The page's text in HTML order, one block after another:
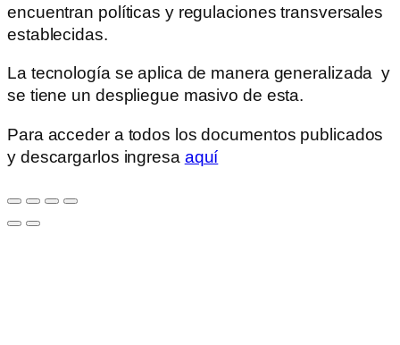
encuentran políticas y regulaciones transversales
establecidas.
La tecnología se aplica de manera generalizada y
se tiene un despliegue masivo de esta.
Para acceder a todos los documentos publicados
y descargarlos ingresa aquí